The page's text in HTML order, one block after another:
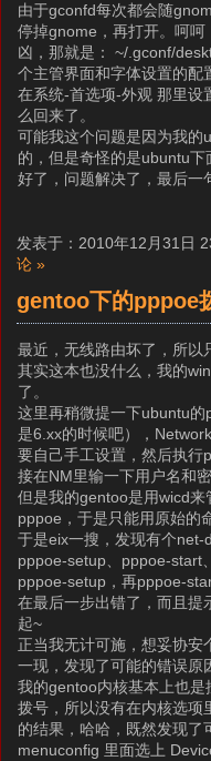
由于gconfd每次都会随
停掉gnome，再打开。呵
凶，那就是： ~/.gconf/
个主管界面和字体设置的配
在系统-首选项-外观 那里
么回来了。
可能我这个问题是因为我
的，但是奇怪的是ubuntu下
好了，问题解决了，最后一
发表于：2010年12月31日
论 »
gentoo下的pppoe
最近，无线路由坏了，所以
其实这本也没什么，我的
了。
这里再稍微提一下ubuntu
是6.xx的时候吧），
要自己手工设置，然后执行
接在NM里输一下用户名和
但是我的gentoo是用wicd
pppoe，于是只能用原始的
于是eix一搜，发现有个
pppoe-setup、pppoe-start
pppoe-setup，再pppoe-
在最后一步出错了，而且提
起~
正当我无计可施，想妥协
一现，发现了可能的错误
我的gentoo内核基本上也
拨号，所以没有在内核选项
的结果，哈哈，既然发现了
menuconfig 里面选上